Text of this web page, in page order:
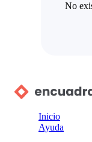
No
Inicio
Ayuda